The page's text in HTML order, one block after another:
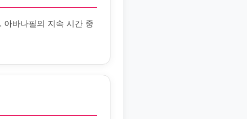
바나필의 지속 시간 중